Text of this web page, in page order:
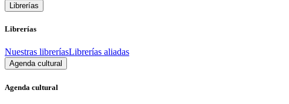
Librerías
Librerías
Nuestras libreríasLibrerías aliadas
Agenda cultural
Agenda cultural